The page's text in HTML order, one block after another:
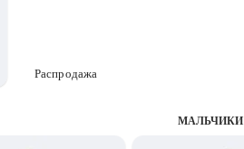
Распродажа
MАЛЬЧИКИ